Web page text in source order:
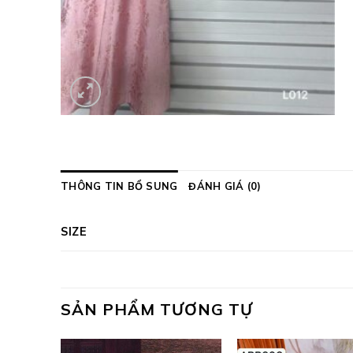
THÔNG TIN BỔ SUNG ĐÁNH GIÁ (0)
SIZE
SẢN PHẨM TƯƠNG TỰ